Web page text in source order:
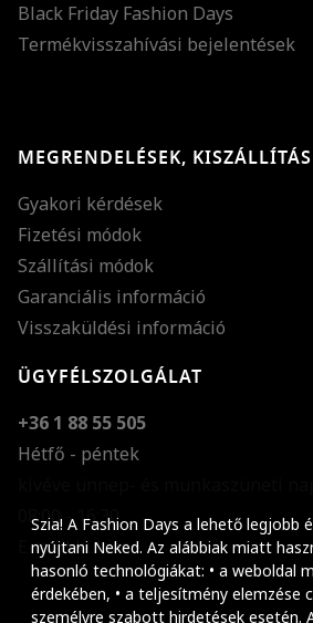
Szia! A Fashion Days a lehető legjobb
nyújtani Neked. Az alábbiak miatt
hasonló technológiákat: • a weboldal
érdekében, • a teljesítmény elemzése
személyre szabott hirdetések esetén.
Black Friday Fashion Days
Termékvisszahívási bejelentések
MEGRENDELÉSEK,
Gyakori kérdések
Fizetési módok
Szállítási módok
Garanciális információ
Visszaküldési információ
ÜGYFÉLSZOLGÁLAT
+36 1 88 55 505
Hétfő - péntek
08:00 - 16:30
E-mail küldése